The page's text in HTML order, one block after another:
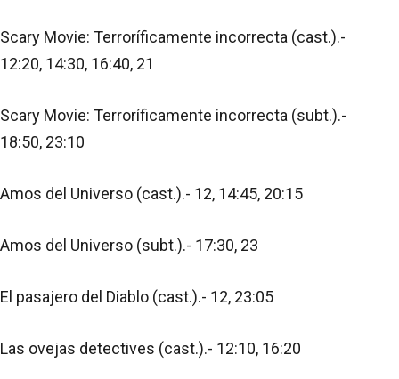
Scary Movie: Terroríficamente incorrecta (cast.).-
12:20, 14:30, 16:40, 21
Scary Movie: Terroríficamente incorrecta (subt.).-
18:50, 23:10
Amos del Universo (cast.).- 12, 14:45, 20:15
Amos del Universo (subt.).- 17:30, 23
El pasajero del Diablo (cast.).- 12, 23:05
Las ovejas detectives (cast.).- 12:10, 16:20